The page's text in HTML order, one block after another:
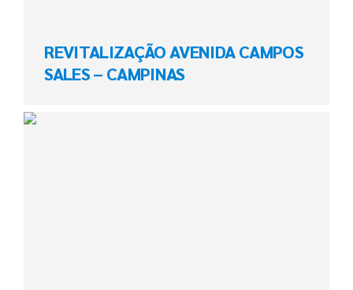
REVITALIZAÇÃO AVENIDA CAMPOS
SALES – CAMPINAS